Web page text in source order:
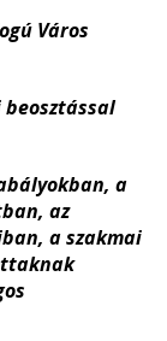
Város
a
az
a szakmai